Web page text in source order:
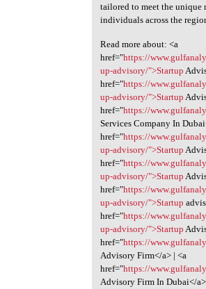
tailored to meet the unique
individuals across the
Read more about: <a
href="https://
up-advisory/">Startup
href="https://
up-advisory/">Startup
href="https://
Services Company In
href="https://
up-advisory/">Startup
href="https://
up-advisory/">Startup
href="https://
up-advisory/">Startup
href="https://
up-advisory/">Startup
href="https://
Advisory Firm</a> | <a
href="https://
Advisory Firm In Dubai</a>